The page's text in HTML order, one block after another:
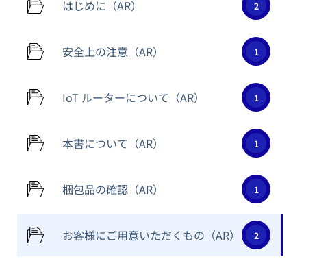
はじめに（AR） 2
安全上の注意（AR） 1
IoT ルーターについて（AR） 1
本書について（AR） 1
梱包品の確認（AR） 1
お客様にご用意いただくもの（AR） 2